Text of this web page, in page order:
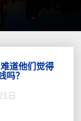
道他们觉得
吗？
日